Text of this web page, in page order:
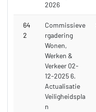
2026
64
2
Commissieve
rgadering
Wonen,
Werken &
Verkeer 02-
12-2025 6.
Actualisatie
Veiligheidspla
n